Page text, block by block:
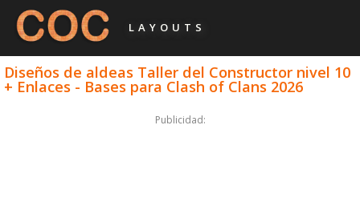
LAYOUTS
Diseños de aldeas Taller del Constructor nivel 10
+ Enlaces - Bases para Clash of Clans 2026
Publicidad: